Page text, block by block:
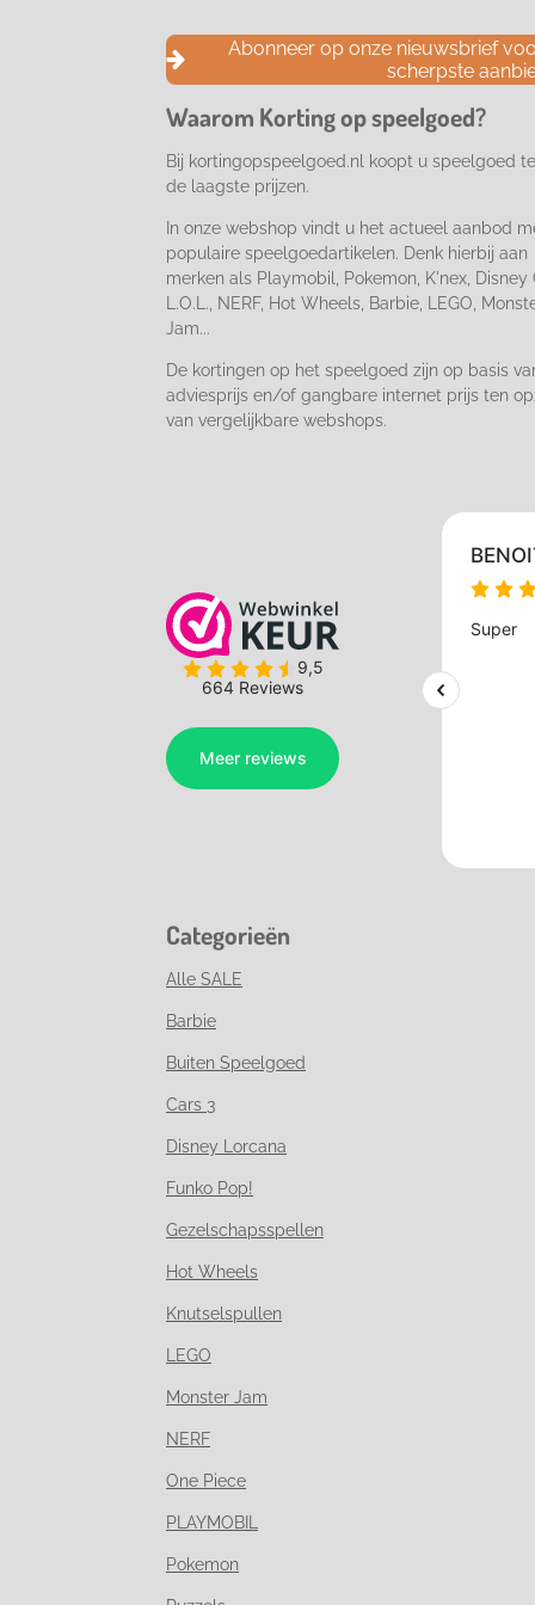
e
o
k
t
a
g
a
T
o
k
Abonneer op onze nieuwsbrief
scherpste
Waarom Korting op speelgoed?
Bij kortingopspeelgoed.nl koopt u speelgoed
de laagste prijzen.
In onze webshop vindt u het actueel aanbod
populaire speelgoedartikelen. Denk hierbij aan
merken als Playmobil, Pokemon, K'nex, Disney
L.O.L., NERF, Hot Wheels, Barbie, LEGO,
Jam...
De kortingen op het speelgoed zijn op basis
adviesprijs en/of gangbare internet prijs ten
van vergelijkbare webshops.
Categorieën
Alle SALE
Barbie
Buiten Speelgoed
Cars 3
Disney Lorcana
Funko Pop!
Gezelschapsspellen
Hot Wheels
Knutselspullen
LEGO
Monster Jam
NERF
One Piece
PLAYMOBIL
Pokemon